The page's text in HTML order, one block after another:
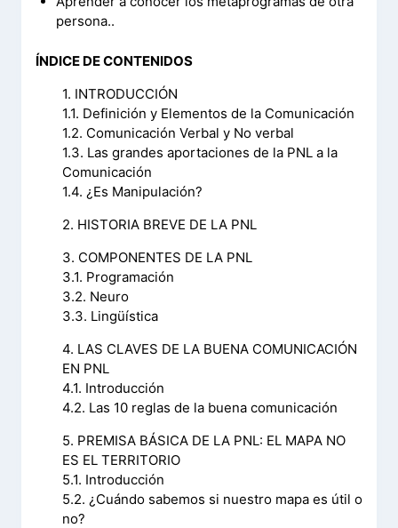
persona..
ÍNDICE DE CONTENIDOS
1. INTRODUCCIÓN
1.1. Definición y Elementos de la Comunicación
1.2. Comunicación Verbal y No verbal
1.3. Las grandes aportaciones de la PNL a la
Comunicación
1.4. ¿Es Manipulación?
2. HISTORIA BREVE DE LA PNL
3. COMPONENTES DE LA PNL
3.1. Programación
3.2. Neuro
3.3. Lingüística
4. LAS CLAVES DE LA BUENA COMUNICACIÓN
EN PNL
4.1. Introducción
4.2. Las 10 reglas de la buena comunicación
5. PREMISA BÁSICA DE LA PNL: EL MAPA NO
ES EL TERRITORIO
5.1. Introducción
5.2. ¿Cuándo sabemos si nuestro mapa es útil o
no?